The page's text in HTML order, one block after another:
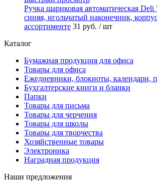
Ручка шариковая автоматическая
синяя, игольчатый наконечник,
ассортименте 31 руб. / шт
Каталог
Бумажная продукция для офиса
Товары для офиса
Ежедневники, блокноты, календари,
Бухгалтерские книги и бланки
Папки
Товары для письма
Товары для черчения
Товары для школы
Товары для творчества
Хозяйственные товары
Электроника
Наградная продукция
Наши предложения